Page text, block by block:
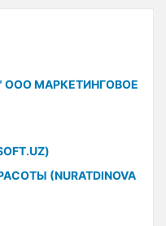
ООО МАРКЕТИНГОВОЕ
(NURATDINOVA